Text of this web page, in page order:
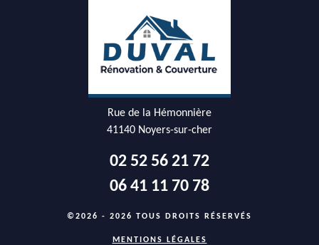
Rue de la Hémonnière
41140 Noyers-sur-cher
02 52 56 21 72
06 41 11 70 78
©2026 - 2026 TOUS DROITS RÉSERVÉS
MENTIONS LÉGALES